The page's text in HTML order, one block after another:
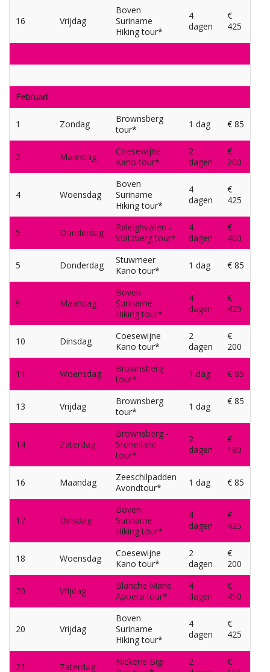
16 Vrijdag
Boven
Suriname
Hiking tour*
4
dagen
€
425
Februari
1 Zondag
Brownsberg
tour*
1 dag € 85
2 Maandag
Coesewijne
Kano tour*
2
dagen
€
200
4 Woensdag
Boven
Suriname
Hiking tour*
4
dagen
€
425
5 Donderdag
Raleighvallen -
Voltzberg tour*
4
dagen
€
400
5 Donderdag
Stuwmeer
Kano tour*
1 dag € 85
9 Maandag
Boven
Suriname
Hiking tour*
4
dagen
€
425
10 Dinsdag
Coesewijne
Kano tour*
2
dagen
€
200
11 Woensdag
Brownsberg
tour*
1 dag € 85
13 Vrijdag
Brownsberg
tour*
1 dag € 85
14 Zaterdag
Brownsberg -
Stoneiland
tour*
2
dagen
€
180
16 Maandag
Zeeschilpadden
Avondtour*
1 dag € 85
17 Dinsdag
Boven
Suriname
Hiking tour*
4
dagen
€
425
18 Woensdag
Coesewijne
Kano tour*
2
dagen
€
200
20 Vrijdag
Blanche Marie
Apoera tour*
4
dagen
€
450
20 Vrijdag
Boven
Suriname
Hiking tour*
4
dagen
€
425
21 Zaterdag
Nickerie Bigi
2
€